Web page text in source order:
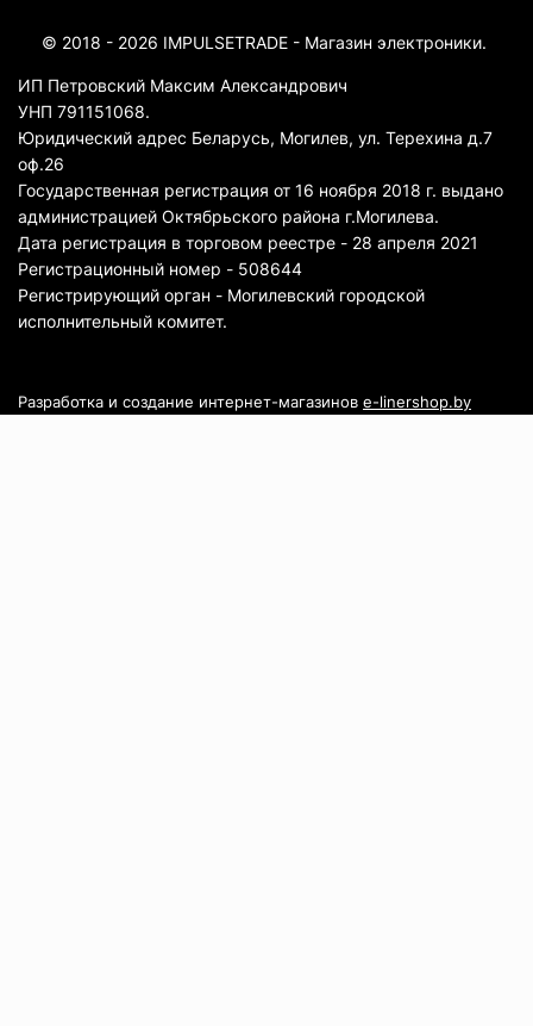
© 2018 - 2026 IMPULSETRADE - Магазин электроники.
ИП Петровский Максим Александрович
УНП 791151068.
Юридический адрес Беларусь, Могилев, ул. Терехина д.7
оф.26
Государственная регистрация от 16 ноября 2018 г. выдано
администрацией Октябрьского района г.Могилева.
Дата регистрация в торговом реестре - 28 апреля 2021
Регистрационный номер - 508644
Регистрирующий орган - Могилевский городской
исполнительный комитет.
Разработка и создание интернет-магазинов e-linershop.by